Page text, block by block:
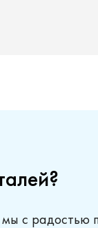
с радостью